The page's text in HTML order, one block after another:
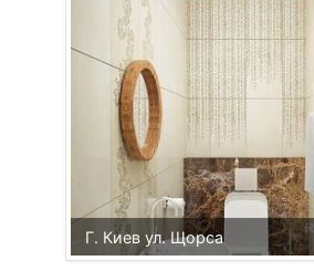
Г. Киев ул. Щорса